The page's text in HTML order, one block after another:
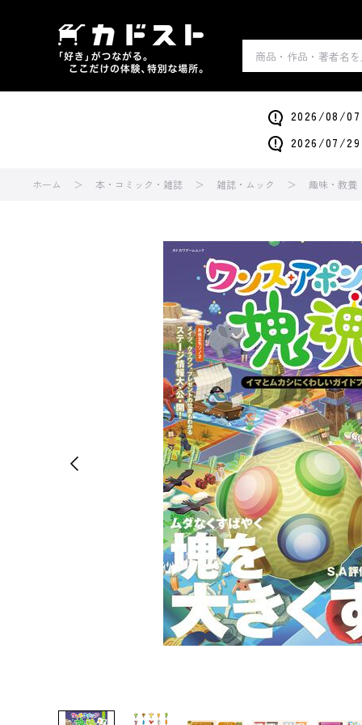
2026/08/07
2026/07/29
ホーム 本・コミック・雑誌 雑誌・ムック 趣味・教養